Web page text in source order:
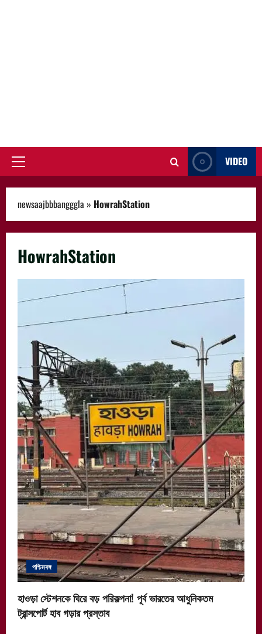
Primary
VIDEO
newsaajbbbangggla » HowrahStation
HowrahStation
পশ্চিমবঙ্গ
হাওড়া স্টেশনকে ঘিরে বড় পরিকল্পনা! পূর্ব ভারতের আধুনিকতম
ট্রান্সপোর্ট হাব গড়ার প্রস্তাব